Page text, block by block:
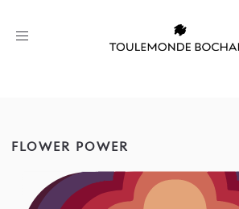
Toggle
FLOWER POWER